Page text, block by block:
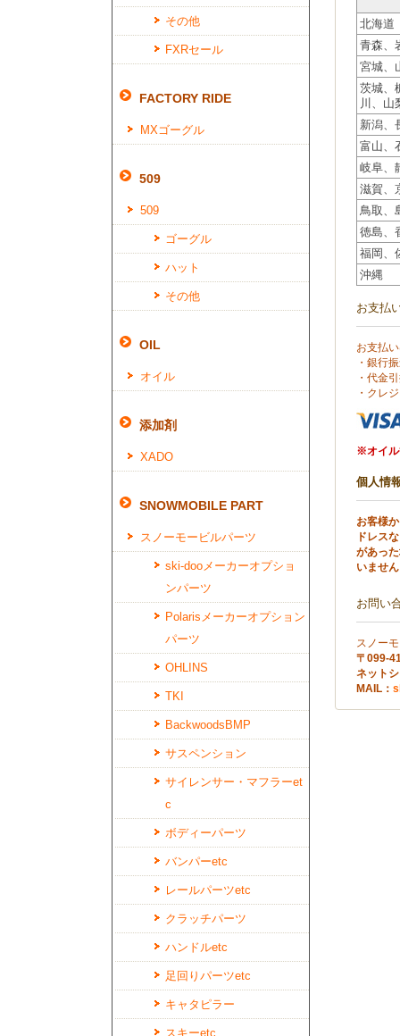
北海道
青森、
宮城、
茨城、
川、山
新潟、
富山、
岐阜、
滋賀、
鳥取、
徳島、
福岡、
沖縄
お支払
お支払
・銀行
・代金
・クレ
※オイ
個人情
お客様
ドレス
があっ
いませ
お問い
スノー
〒099-
ネット
MAIL：
その他
FXRセール
FACTORY RIDE
MXゴーグル
509
509
ゴーグル
ハット
その他
OIL
オイル
添加剤
XADO
SNOWMOBILE PART
スノーモービルパーツ
ski-dooメーカーオプショ
ンパーツ
Polarisメーカーオプション
パーツ
OHLINS
TKI
BackwoodsBMP
サスペンション
サイレンサー・マフラーet
c
ボディーパーツ
バンパーetc
レールパーツetc
クラッチパーツ
ハンドルetc
足回りパーツetc
キャタピラー
スキーetc